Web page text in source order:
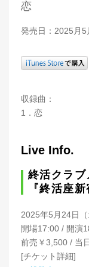
恋
発売日：2025月5
収録曲：
1．恋
Live Info.
終活クラ
『終活座
2025年5月24日
開場17:00 / 開演
前売￥3,500 / 当
[チケット詳細]